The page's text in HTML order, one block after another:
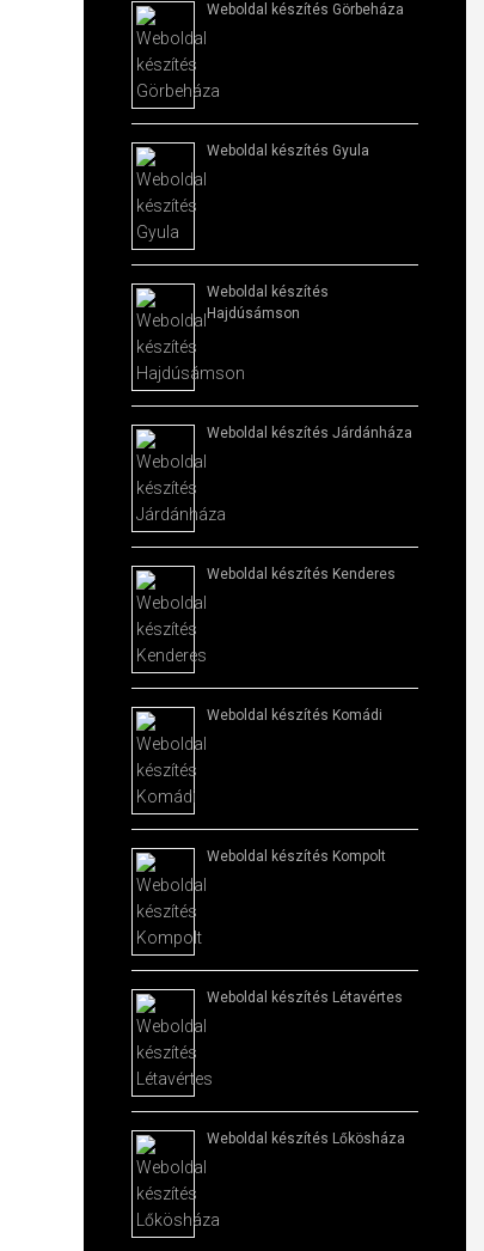
Weboldal készítés​ Görbeháza
Weboldal készítés​ Gyula
Weboldal készítés​
Hajdúsámson
Weboldal készítés​ Járdánháza
Weboldal készítés​ Kenderes
Weboldal készítés​ Komádi
Weboldal készítés​ Kompolt
Weboldal készítés​ Létavértes
Weboldal készítés​ Lőkösháza